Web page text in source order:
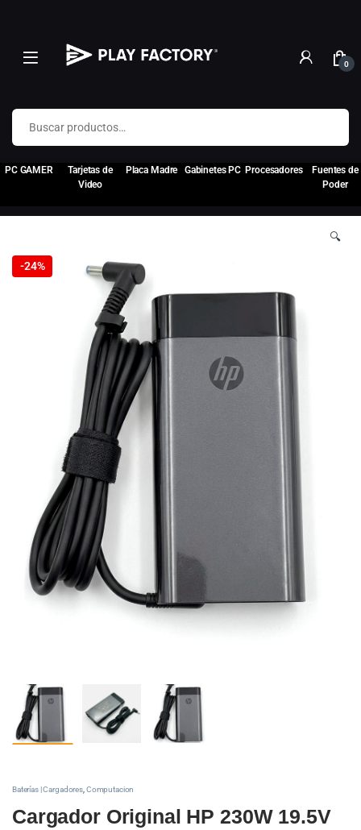
0
Buscar por:
PC GAMER
Tarjetas de
Video
Placa Madre Gabinetes PC Procesadores
Fuentes de
Poder
-24%
🔍
Baterías | Cargadores Computacion
Cargador Original HP 230W 19.5V